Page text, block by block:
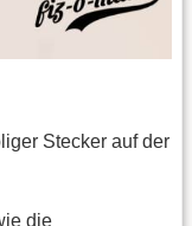
Stecker auf der
die